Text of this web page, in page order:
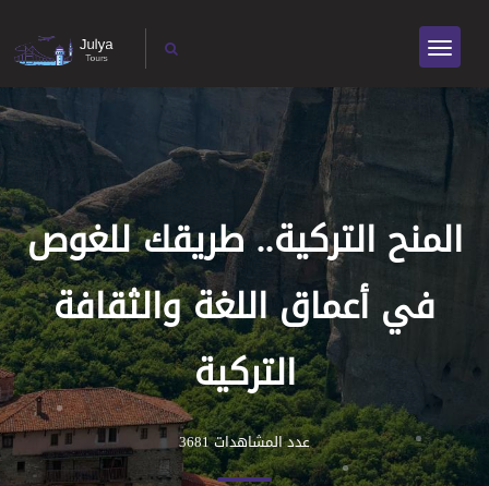
المنح التركية.. طريقك للغوص
في أعماق اللغة والثقافة
التركية
عدد المشاهدات 3681